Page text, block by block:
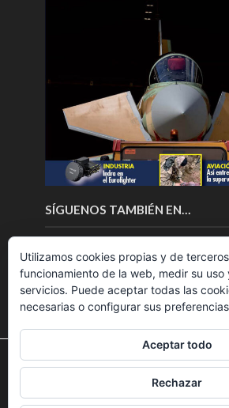
SÍGUENOS TAMBIÉN EN…
Copyright © 2018.Fly News.Noticias
UAS aviación comercial
Utilizamos cookies para ofrecerte la
nuestra web.
Puedes aprender más sobre qué cookies
desactivarlas en losajustes.
Utilizamos cookies propias y de
funcionamiento de la web, medir su uso
servicios. Puede aceptar todas las
necesarias o configurar sus
Aceptar todo
Rechazar